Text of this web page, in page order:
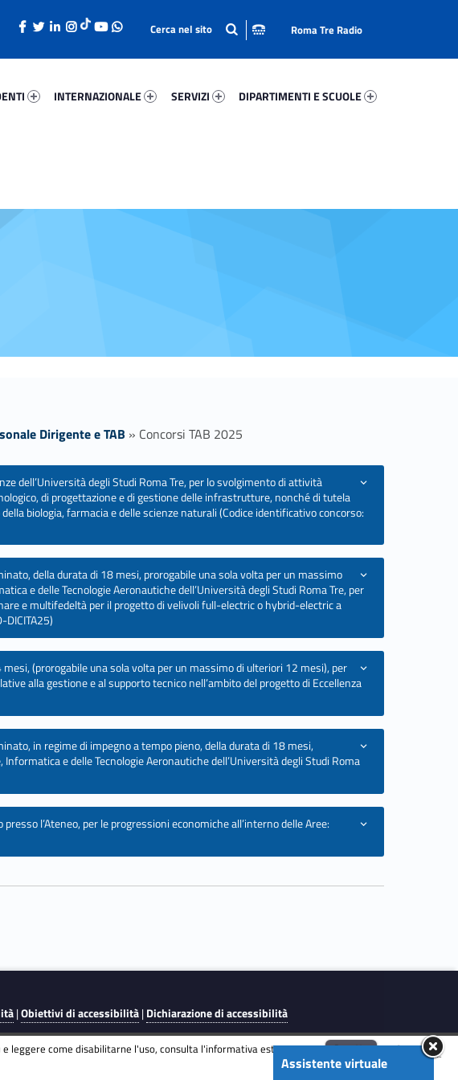
INTERNAZIONALE
SERVIZI
DIPARTIMENTI E SCUOLE
Roma Tre Radio
Dirigente e TAB » Concorsi TAB 2025
dell’Università degli Studi Roma Tre, per lo svolgimento di attività
di progettazione e di gestione delle infrastrutture, nonché di tutela
biologia, farmacia e delle scienze naturali (Codice identificativo concorso:
della durata di 18 mesi, prorogabile una sola volta per un massimo
e delle Tecnologie Aeronautiche dell’Università degli Studi Roma Tre, per
e multifedeltà per il progetto di velivoli full-electric o hybrid-electric a
(prorogabile una sola volta per un massimo di ulteriori 12 mesi), per
alla gestione e al supporto tecnico nell’ambito del progetto di Eccellenza
in regime di impegno a tempo pieno, della durata di 18 mesi,
e delle Tecnologie Aeronautiche dell’Università degli Studi Roma
l’Ateneo, per le progressioni economiche all’interno delle Aree:
|Obiettivi di accessibilità|Dichiarazione di accessibilità
Assistente virtuale
leggere come disabilitarne l'uso, consulta l'informativa estesa.ENG Accetta
Informativa